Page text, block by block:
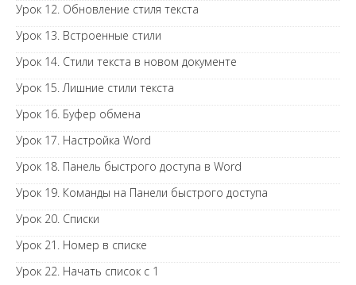
Урок 12. Обновление стиля текста
Урок 13. Встроенные стили
Урок 14. Стили текста в новом документе
Урок 15. Лишние стили текста
Урок 16. Буфер обмена
Урок 17. Настройка Word
Урок 18. Панель быстрого доступа в Word
Урок 19. Команды на Панели быстрого доступа
Урок 20. Списки
Урок 21. Номер в списке
Урок 22. Начать список с 1